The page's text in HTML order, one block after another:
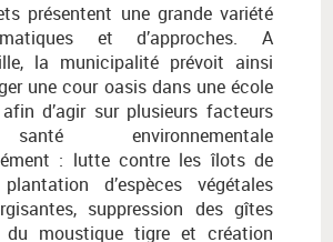
présentent une grande variété
et d’approches. A
la municipalité prévoit ainsi
une cour oasis dans une école
d’agir sur plusieurs facteurs
environnementale
: lutte contre les îlots de
d’espèces végétales
suppression des gîtes
du moustique tigre et création